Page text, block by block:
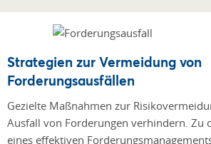
Strategien zur Vermeidung von
Forderungsausfällen
Gezielte Maßnahmen zur
Ausfall von Forderungen verhindern. Zu
eines effektiven